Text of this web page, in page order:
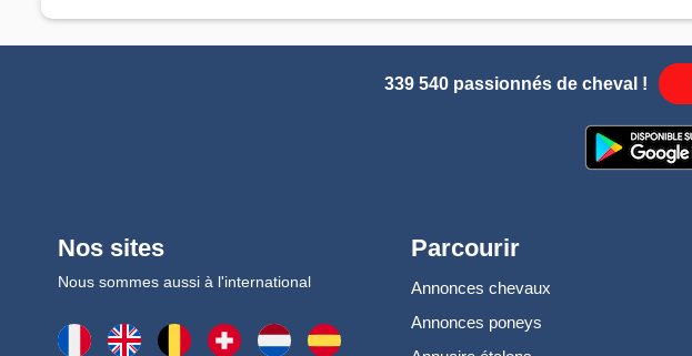
339 540 passionnés de cheval !
Nos sites
Nous sommes aussi à l'international
Parcourir
Annonces chevaux
Annonces poneys